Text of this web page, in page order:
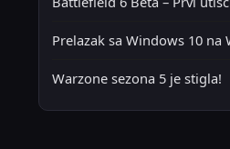
Prelazak sa Windows 10 na
Warzone sezona 5 je stigla!